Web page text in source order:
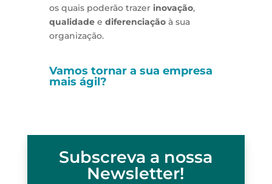
os quais poderão trazer inovação,
qualidadee diferenciaçãoà sua
organização.
Vamos tornar a sua empresa
mais ágil?
Subscreva a nossa
Newsletter!